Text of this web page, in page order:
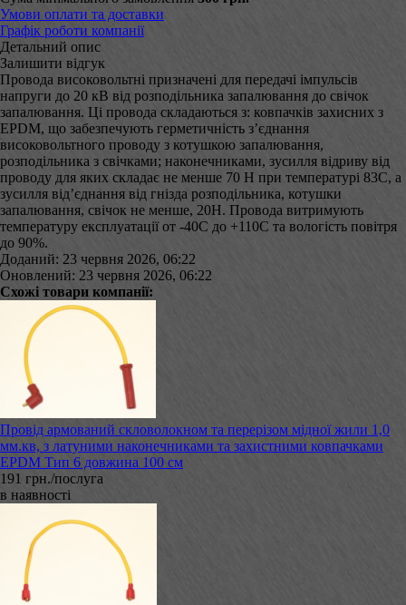
Умови оплати та доставки
Графік роботи компанії
Детальний опис
Залишити відгук
Провода високовольтні призначені для передачі імпульсів
напруги до 20 кВ від розподільника запалювання до свічок
запалювання. Ці провода складаються з: ковпачків захисних з
EPDM, що забезпечують герметичність з’єднання
високовольтного проводу з котушкою запалювання,
розподільника з свічками; наконечниками, зусилля відриву від
проводу для яких складає не менше 70 Н при температурі 83С, а
зусилля від’єднання від гнізда розподільника, котушки
запалювання, свічок не менше, 20Н. Провода витримують
температуру експлуатації от -40С до +110С та вологість повітря
до 90%.
Доданий: 23 червня 2026, 06:22
Оновлений: 23 червня 2026, 06:22
Схожі товари компанії:
Провід армований скловолокном та перерізом мідної жили 1,0
мм.кв, з латуними наконечниками та захистними ковпачками
EPDM Тип 6 довжина 100 см
191 грн./послуга
в наявності